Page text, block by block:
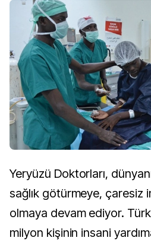
Yeryüzü Doktorları,
sağlık götürmeye, çaresiz
olmaya devam ediyor.
milyon kişinin insani